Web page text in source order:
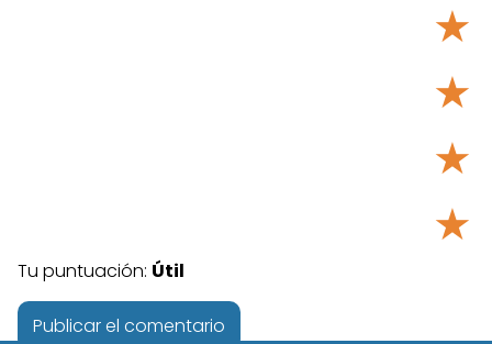
★
★
★
★
Tu puntuación: Útil